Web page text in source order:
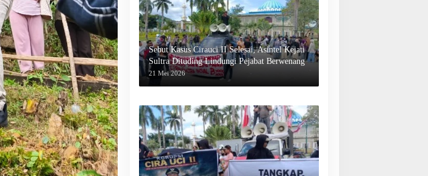
Sebut Kasus Cirauci II Selesai, Asintel Kejati
Sultra Dituding Lindungi Pejabat Berwenang
21 Mei 2026